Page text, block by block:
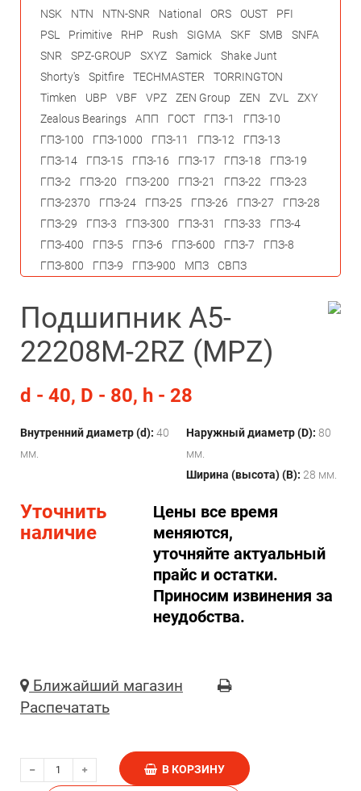
Подшипник A5-
22208M-2RZ (MPZ)
d - 40, D - 80, h - 28
Внутренний диаметр (d): 40
мм.
Наружный диаметр (D): 80
мм.
Ширина (высота) (B): 28 мм.
Уточнить
наличие
Цены все время
меняются,
уточняйте актуальный
прайс и остатки.
Приносим извинения за
неудобства.
Ближайший магазин
Распечатать
В КОРЗИНУ
NSK
NTN NTN-SNR National ORS OUST
PFI
PSL
Primitive RHP Rush SIGMA SKF SMB
SNFA
SNR
SPZ-GROUP SXYZ Samick
Shake Junt
Shorty's
Spitfire TECHMASTER
TORRINGTON
Timken
UBP VBF VPZ ZEN Group ZEN ZVL
ZXY
Zealous Bearings
АПП ГОСТ ГПЗ-1
ГПЗ-10
ГПЗ-100
ГПЗ-1000 ГПЗ-11 ГПЗ-12
ГПЗ-13
ГПЗ-14
ГПЗ-15 ГПЗ-16 ГПЗ-17 ГПЗ-18
ГПЗ-19
ГПЗ-2
ГПЗ-20 ГПЗ-200 ГПЗ-21 ГПЗ-22
ГПЗ-23
ГПЗ-2370
ГПЗ-24 ГПЗ-25 ГПЗ-26 ГПЗ-27
ГПЗ-28
ГПЗ-29
ГПЗ-3 ГПЗ-300 ГПЗ-31 ГПЗ-33
ГПЗ-4
ГПЗ-400
ГПЗ-5 ГПЗ-6 ГПЗ-600 ГПЗ-7
ГПЗ-8
ГПЗ-800
ГПЗ-9 ГПЗ-900 МПЗ СВПЗ